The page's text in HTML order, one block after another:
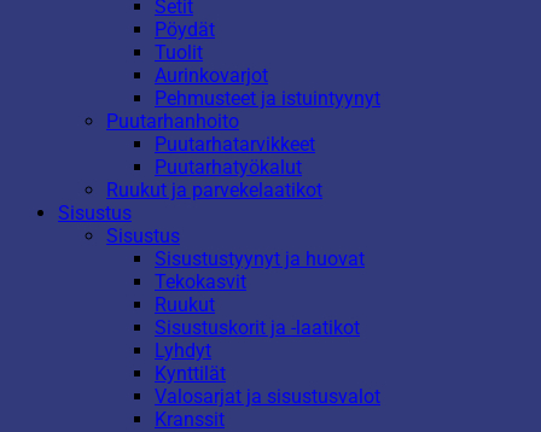
Setit
Pöydät
Tuolit
Aurinkovarjot
Pehmusteet ja istuintyynyt
Puutarhanhoito
Puutarhatarvikkeet
Puutarhatyökalut
Ruukut ja parvekelaatikot
Sisustus
Sisustus
Sisustustyynyt ja huovat
Tekokasvit
Ruukut
Sisustuskorit ja -laatikot
Lyhdyt
Kynttilät
Valosarjat ja sisustusvalot
Kranssit